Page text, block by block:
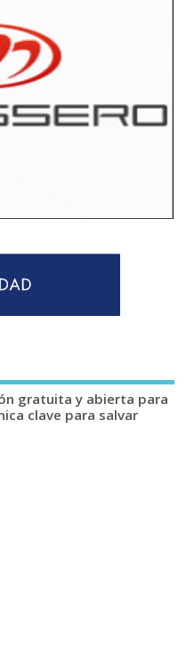
gratuita y abierta para
clave para salvar